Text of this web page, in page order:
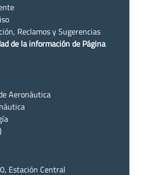
Reclamos y Sugerencias
de la información de Página
Aeronáutica
Estación Central